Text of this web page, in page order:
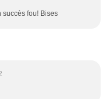
succès fou! Bises